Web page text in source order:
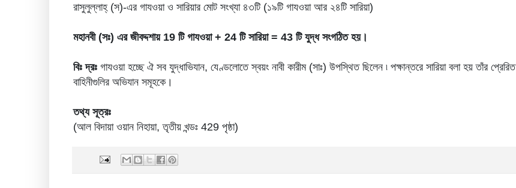
রাসুলুল্লাহ্ (স)-এর গাযওয়া ও সারিয়ার মোট সংখ্যা ৪৩টি (১৯টি গাযওয়া আর ২৪টি সারিয়া)
মহানবী (সঃ) এর জীবদ্দশায় 19 টি গাযওয়া + 24 টি সারিয়া = 43 টি যুদ্ধ সংগঠিত হয়।
বিঃ দ্রঃ গাযওয়া হচ্ছে ঐ সব যুদ্ধাভিযান, যেণ্ডলোতে স্বয়ং নাবী কারীম (সাঃ) উপস্থিত ছিলেন ৷ পক্ষান্তরে সারিয়া বলা হয় তাঁর প্রেরিত
বাহিনীগুলির অভিযান সমূহকে।
তথ্য সূত্রঃ
(আল বিদায়া ওয়ান নিহায়া, তৃতীয় খন্ডঃ 429 পৃষ্ঠা)